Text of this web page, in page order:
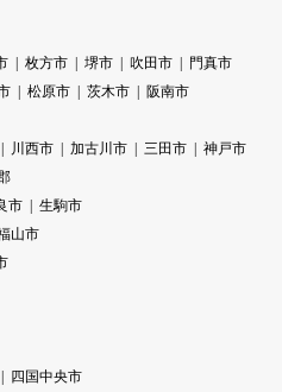
枚方市 堺市 吹田市
門真市
松原市 茨木市
阪南市
川西市 加古川市 三田市
神戸市
市
生駒市
山市
四国中央市